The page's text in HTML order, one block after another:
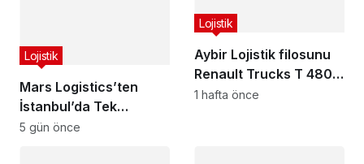
Mars Logistics’ten
İstanbul’da Tek
Noktadan Antrepo
Lojistik
5 gün önce
Aybir Lojistik filosunu
Renault Trucks T 480
ADR çekicilerle büyüttü
Lojistik
1 hafta önce